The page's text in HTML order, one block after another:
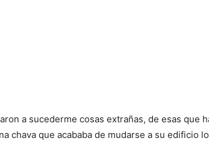
a sucederme cosas extrañas, de esas que
chava que acababa de mudarse a su edificio lo